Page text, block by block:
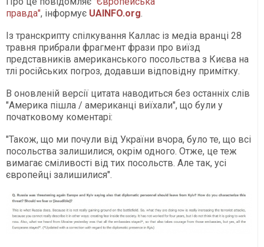
правда", інформує UAINFO.org.
Із транскрипту спілкування Каллас із медіа вранці 28
травня прибрали фрагмент фрази про виїзд
представників американського посольства з Києва на
тлі російських погроз, додавши відповідну примітку.
В оновленій версії цитата наводиться без останніх слів
"Америка пішла / американці виїхали", що були у
початковому коментарі:
"Також, що ми почули від України вчора, було те, що всі
посольства залишилися, окрім одного. Отже, це теж
вимагає сміливості від тих посольств. Але так, усі
європейці залишилися".